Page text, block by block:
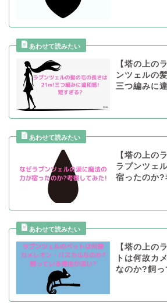
【塔の上の
ンツェルの
三つ編みに
【塔の上の
ラプンツェ
宿ったのか
【塔の上の
トは何故カ
なのか?飼